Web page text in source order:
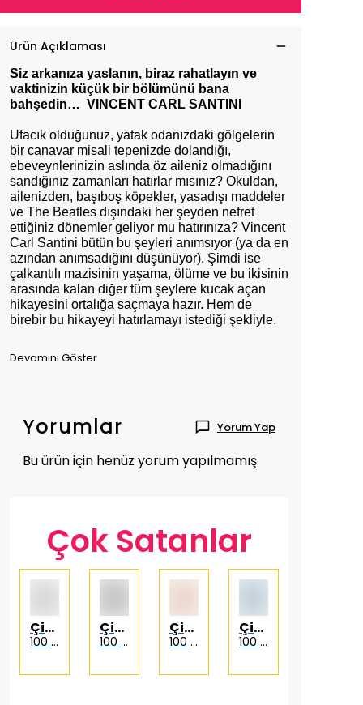
Ürün Açıklaması
Siz arkanıza yaslanın, biraz rahatlayın ve
vaktinizin küçük bir bö lümünü bana
bahşedin… VINCENT CARL SANTINI
Ufacık olduğunuz, yatak odanızdaki gölgelerin
bir canavar misali tepenizde dolandığı,
ebeveynlerinizin aslında öz aileniz olmadığını
sandığınız zamanları hatırlar mısınız? Okuldan,
ailenizden, başıboş köpekler, yasadışı maddeler
ve The Beatles dışındaki her şeyden nefret
ettiğiniz dönemler geliyor mu hatırınıza? Vincent
Carl Santini bütün bu şeyleri anımsıyor (ya da en
azından anımsadığını düşünüyor). Şimdi ise
çalkantılı mazisinin yaşama, ölüme ve bu ikisinin
arasında kalan diğer tüm şeylere kucak açan
hikayesini ortalığa saçmaya hazır. Hem de
birebir bu hikayeyi hatırlamayı istediği şekliyle.
Devamını Göster
Yorumlar Yorum Yap
Bu ürün için henüz yorum yapılmamış.
Çok Satanlar
Çizgi Düşler
100 Kurşun 2 – Anlık Fırsatlar Türkçe Çizgi Roman
Çizgi Düşler
100 Kurşun 3 - Baba Emaneti Türkçe Çizgi Roman
Çizgi Düşler
100 Kurşun 4 – Geçmiş Yarınlar Türkçe Çizgi Roman
Çizgi Düşler
100 Kurşun 5 - Madara Dedektif Türkçe Çizgi Roman